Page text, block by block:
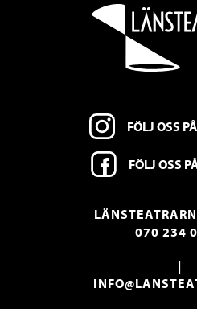
FÖLJ OSS
FÖLJ OSS
070 234
|